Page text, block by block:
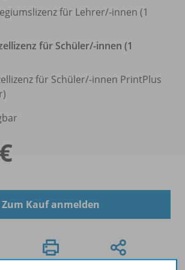
für Lehrer/-innen (1
für Schüler/-innen (1
für Schüler/-innen PrintPlus
Zum Kauf anmelden